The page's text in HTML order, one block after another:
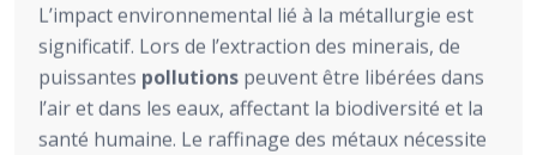
L’impact environnemental lié à la métallurgie est
significatif. Lors de l’extraction des minerais, de
puissantes pollutions peuvent être libérées dans
l’air et dans les eaux, affectant la biodiversité et la
santé humaine. Le raffinage des métaux nécessite